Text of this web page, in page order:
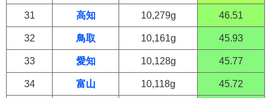
31 高知 10,279g 46.51
32 鳥取 10,161g 45.93
33 愛知 10,128g 45.77
34 富山 10,118g 45.72